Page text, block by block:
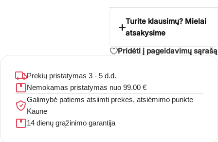
Turite klausimų? Mielai
atsakysime
Pridėti į pageidavimų sąrašą
Prekių pristatymas 3 - 5 d.d.
Nemokamas pristatymas nuo 99.00 €
Galimybė patiems atsiimti prekes, atsiėmimo punkte
Kaune
14 dienų grąžinimo garantija